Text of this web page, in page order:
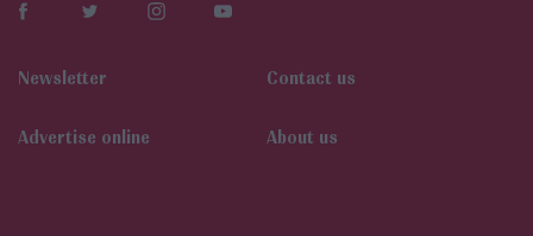
Newsletter Contact us
Αdvertise online About us